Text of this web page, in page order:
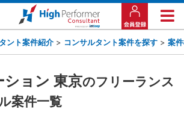
ント案件紹介 > コンサルタント案件を探す > 案
ション 東京のフリーランス
案件一覧